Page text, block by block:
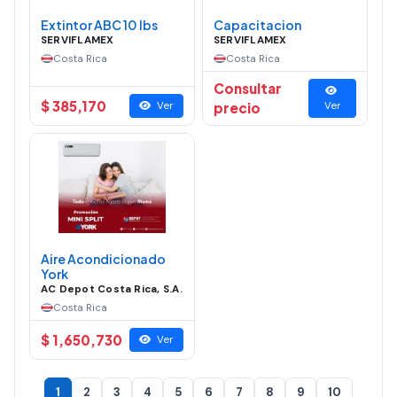
Extintor ABC 10 lbs
SERVIFLAMEX
Costa Rica
$ 385,170 Ver
Capacitacion
SERVIFLAMEX
Costa Rica
Consultar
precio
Ver
Aire Acondicionado
York
AC Depot Costa Rica, S.A.
Costa Rica
$ 1,650,730 Ver
1 2 3 4 5 6 7 8 9 10